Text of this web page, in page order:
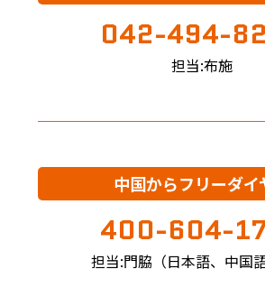
042-494-
担当:布施
中国からフリーダイ
400-604-
担当:門脇（日本語、中国